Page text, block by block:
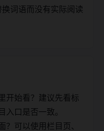
词语而没有实际阅读
开始看？建议先看标
入口是否一致。
？可以使用栏目页、